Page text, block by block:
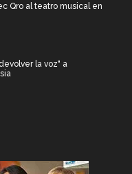
Qro al teatro musical en
la voz" a